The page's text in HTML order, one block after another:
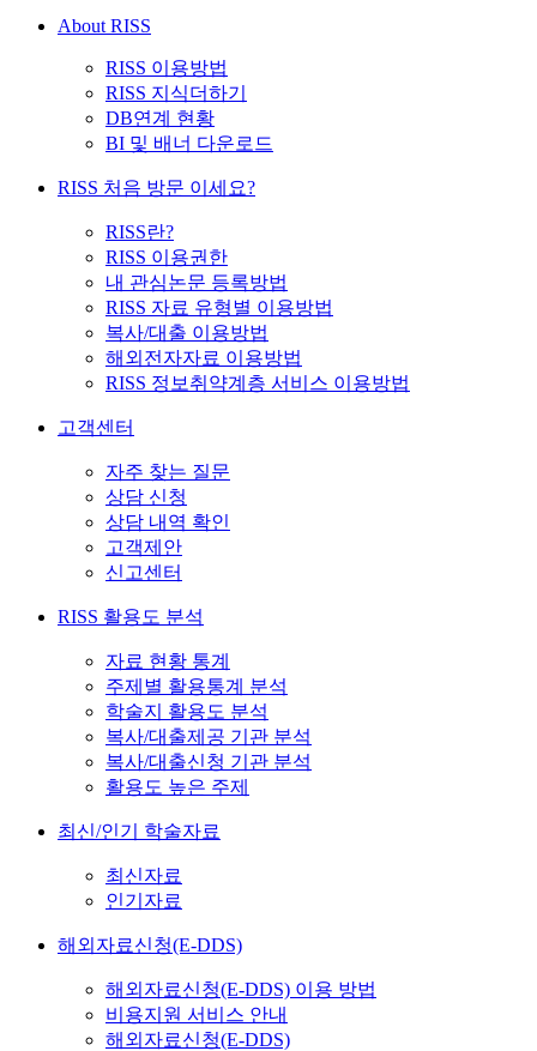
About RISS
RISS 이용방법
RISS 지식더하기
DB연계 현황
BI 및 배너 다운로드
RISS 처음 방문 이세요?
RISS란?
RISS 이용권한
내 관심논문 등록방법
RISS 자료 유형별 이용방법
복사/대출 이용방법
해외전자자료 이용방법
RISS 정보취약계층 서비스 이용방법
고객센터
자주 찾는 질문
상담 신청
상담 내역 확인
고객제안
신고센터
RISS 활용도 분석
자료 현황 통계
주제별 활용통계 분석
학술지 활용도 분석
복사/대출제공 기관 분석
복사/대출신청 기관 분석
활용도 높은 주제
최신/인기 학술자료
최신자료
인기자료
해외자료신청(E-DDS)
해외자료신청(E-DDS) 이용 방법
비용지원 서비스 안내
해외자료신청(E-DDS)